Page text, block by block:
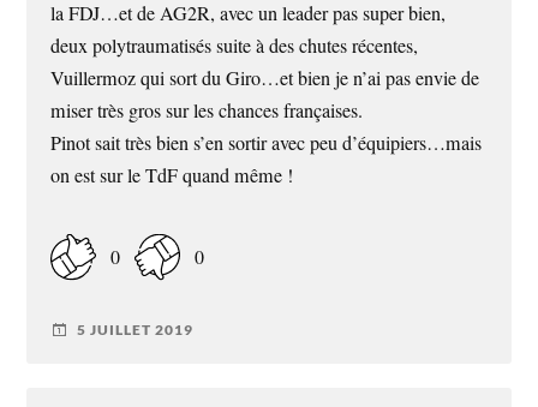
la FDJ…et de AG2R, avec un leader pas super bien,
deux polytraumatisés suite à des chutes récentes,
Vuillermoz qui sort du Giro…et bien je n’ai pas envie de
miser très gros sur les chances françaises.
Pinot sait très bien s’en sortir avec peu d’équipiers…mais
on est sur le TdF quand même !
0 0
5 JUILLET 2019